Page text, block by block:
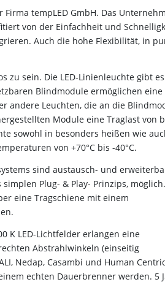
tempLED GmbH. Das
von der Einfachheit und
Auch die hohe Flexibilität, in
zu sein. Die LED-Linienleuchte gibt
Blindmodule ermöglichen eine
andere Leuchten, die an die
Module eine Traglast von
sowohl in besonders heißen wie
von +70°C bis -40°C.
sind austausch- und
Plug- & Play- Prinzips, möglich.
eine Tragschiene mit einem
K LED-Lichtfelder erlangen eine
Abstrahlwinkeln (einseitig
Nedap, Casambi und Human Centric
echten Dauerbrenner werden. 5